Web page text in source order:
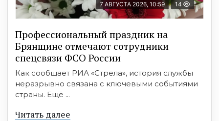
7 АВГУСТА 2026, 10:59 14
Профессиональный праздник на
Брянщине отмечают сотрудники
спецсвязи ФСО России
Как сообщает РИА «Стрела», история службы
неразрывно связана с ключевыми событиями
страны. Ещё ...
Читать далее